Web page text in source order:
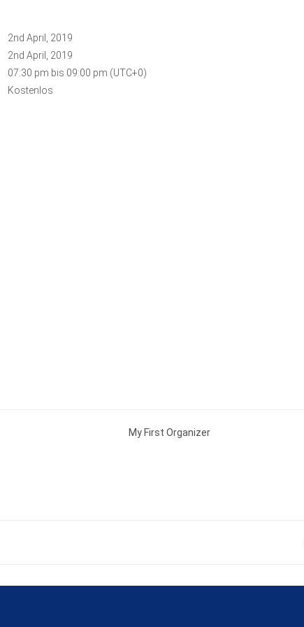
2nd April, 2019
2nd April, 2019
07:30 pm bis 09:00 pm (UTC+0)
Kostenlos
My First Organizer